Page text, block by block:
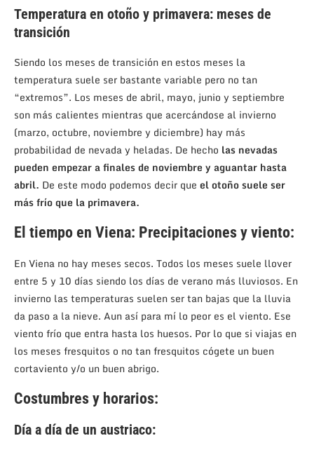
Temperatura en otoño y primavera: meses de
transición
Siendo los meses de transición en estos meses la
temperatura suele ser bastante variable pero no tan
“extremos”. Los meses de abril, mayo, junio y septiembre
son más calientes mientras que acercándose al invierno
(marzo, octubre, noviembre y diciembre) hay más
probabilidad de nevada y heladas. De hecho las nevadas
pueden empezar a finales de noviembre y aguantar hasta
abril. De este modo podemos decir que el otoño suele ser
más frío que la primavera.
El tiempo en Viena: Precipitaciones y viento:
En Viena no hay meses secos. Todos los meses suele llover
entre 5 y 10 días siendo los días de verano más lluviosos. En
invierno las temperaturas suelen ser tan bajas que la lluvia
da paso a la nieve. Aun así para mí lo peor es el viento. Ese
viento frío que entra hasta los huesos. Por lo que si viajas en
los meses fresquitos o no tan fresquitos cógete un buen
cortaviento y/o un buen abrigo.
Costumbres y horarios:
Día a día de un austriaco: